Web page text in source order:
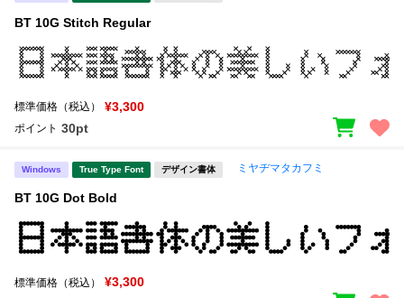
BT 10G Stitch Regular
標準価格（税込） ¥3,300
ポイント 30pt
Windows True Type Font デザイン書体 ミヤヂマタカフミ
BT 10G Dot Bold
標準価格（税込） ¥3,300